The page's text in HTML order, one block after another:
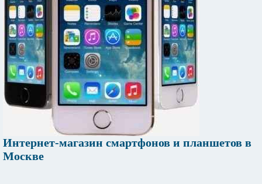
Интернет-магазин смартфонов и планшетов в
Москве